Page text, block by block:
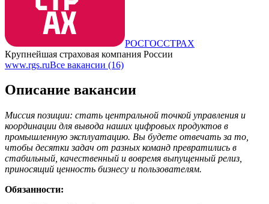
РОСГОССТРАХ
Крупнейшая страховая компания России
www.rgs.ruВсе вакансии (16)
Описание вакансии
Миссия позиции: стать центральной точкой управления и
координации для вывода наших цифровых продуктов в
промышленную эксплуатацию. Вы будете отвечать за то,
чтобы десятки задач от разных команд превратились в
стабильный, качественный и вовремя выпущенный релиз,
приносящий ценность бизнесу и пользователям.
Обязанности: